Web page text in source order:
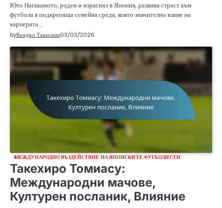
Юто Нагакамото, роден и израснал в Япония, развива страст към
футбола в подкрепяща семейна среда, която значително влияе на
кариерата…
byКенджи Такахаши03/03/2026
МЕЖДУНАРОДНО ВЪЗДЕЙСТВИЕ НА ЯПОНСКИТЕ ФУТБОЛИСТИ
Такехиро Томиасу:
Международни мачове,
Културен посланик, Влияние